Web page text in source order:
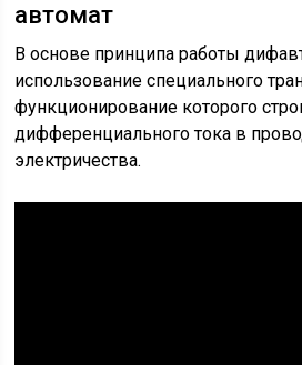
автомат
В основе принципа работы
использование специального
функционирование которого
дифференциального тока в
электричества.